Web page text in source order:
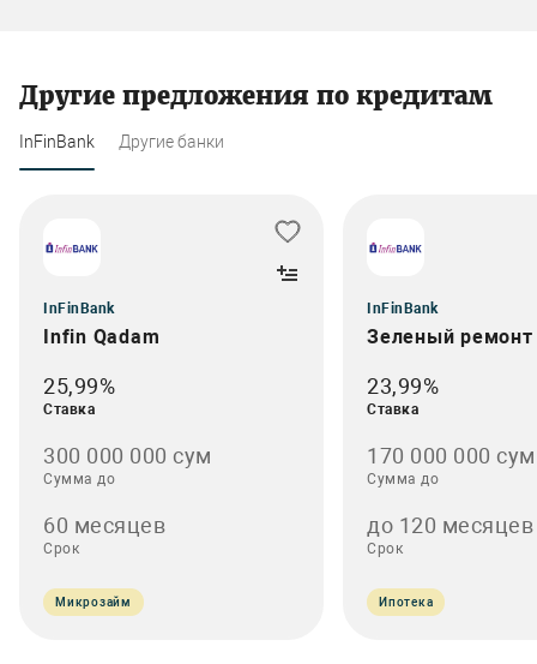
Другие предложения по кредитам
InFinBank Другие банки
InFinBank
Infin Qadam
25,99%
Ставка
300 000 000 сум
Сумма до
60 месяцев
Срок
Микрозайм
InFinBank
Зеленый ремонт
23,99%
Ставка
170 000 000 сум
Сумма до
до 120 месяцев
Срок
Ипотека